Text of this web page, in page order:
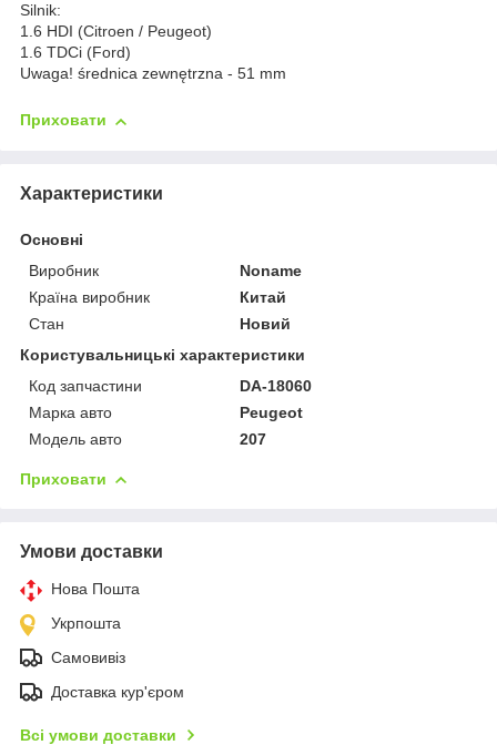
Silnik:
1.6 HDI (Citroen / Peugeot)
1.6 TDCi (Ford)
Uwaga! średnica zewnętrzna - 51 mm
Приховати
Характеристики
Основні
Виробник
Noname
Країна виробник
Китай
Стан
Новий
Користувальницькі характеристики
Код запчастини
DA-18060
Марка авто
Peugeot
Модель авто
207
Приховати
Умови доставки
Нова Пошта
Укрпошта
Самовивіз
Доставка кур'єром
Всі умови доставки